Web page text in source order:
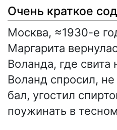
Очень краткое
Москва, ≈1930-е
Маргарита
Воланда, где
Воланд спросил,
бал, угостил
поужинать в